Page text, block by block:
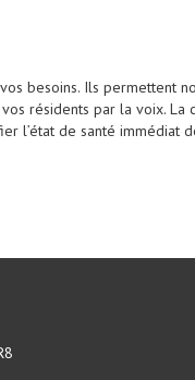
besoins. Ils permettent
résidents par la voix.
de santé